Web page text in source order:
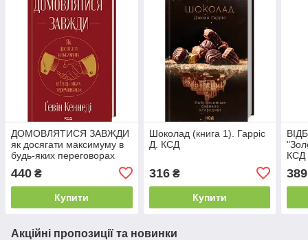
ДОМОВЛЯТИСЯ ЗАВЖДИ
як досягати максимуму в
будь-яких переговорах
440 ₴
Купити
Шоколад (книга 1). Гарріс
Д. КСД
316₴
Купити
КСД
389
Акційні пропозиції та новинки